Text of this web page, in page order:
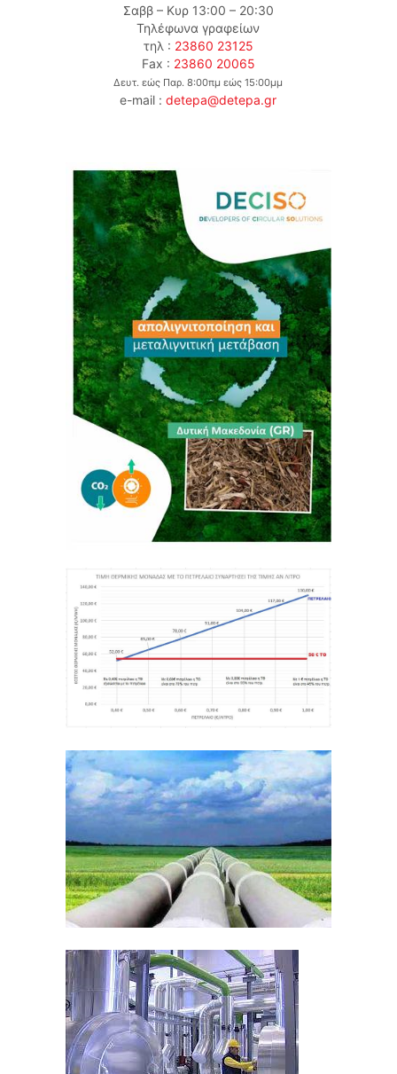
Σαββ – Κυρ 13:00 – 20:30
Τηλέφωνα γραφείων
τηλ : 23860 23125
Fax : 23860 20065
Δευτ. εώς Παρ. 8:00πμ εώς 15:00μμ
e-mail :detepa@detepa.gr